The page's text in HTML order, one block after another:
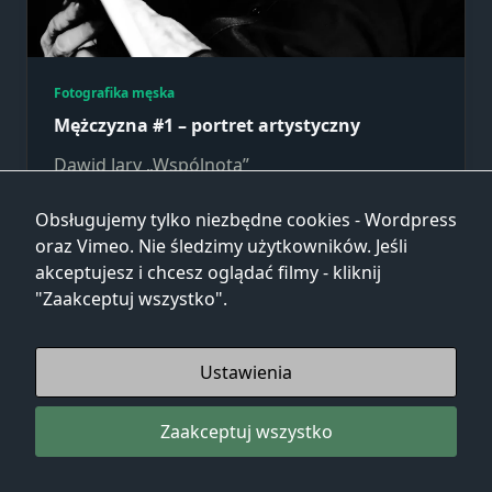
Fotografika męska
Mężczyzna #1 – portret artystyczny
Dawid Jary „Wspólnota”
Dawid Jary Gru 3, 2025
Obsługujemy tylko niezbędne cookies - Wordpress
oraz Vimeo. Nie śledzimy użytkowników. Jeśli
akceptujesz i chcesz oglądać filmy - kliknij
"Zaakceptuj wszystko".
Ustawienia
Zaakceptuj wszystko